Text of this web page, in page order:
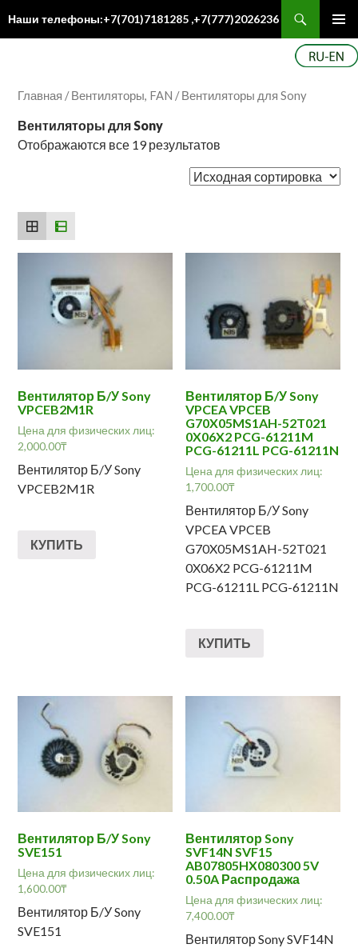
Наши телефоны:+7(701)7181285 ,+7(777)2026236
Главная /Вентиляторы, FAN / Вентиляторы для Sony
Вентиляторы для Sony
Отображаются все 19 результатов
Вентилятор Б/У Sony
VPCEB2M1R
Цена для физических лиц:
2,000.00₸
Вентилятор Б/У Sony
VPCEB2M1R
КУПИТЬ
Вентилятор Б/У Sony
VPCEA VPCEB
G70X05MS1AH-52T021
0X06X2 PCG-61211M
PCG-61211L PCG-61211N
Цена для физических лиц:
1,700.00₸
Вентилятор Б/У Sony
VPCEA VPCEB
G70X05MS1AH-52T021
0X06X2 PCG-61211M
PCG-61211L PCG-61211N
КУПИТЬ
Вентилятор Б/У Sony
SVE151
Цена для физических лиц:
1,600.00₸
Вентилятор Б/У Sony
SVE151
Вентилятор Sony
SVF14N SVF15
AB07805HX080300 5V
0.50A Распродажа
Цена для физических лиц:
7,400.00₸
Вентилятор Sony SVF14N